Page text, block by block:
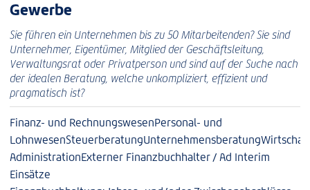
Gewerbe
Sie führen ein Unternehmen bis zu 50 Mitarbeitenden? Sie sind
Unternehmer, Eigentümer, Mitglied der Geschäftsleitung,
Verwaltungsrat oder Privatperson und sind auf der Suche nach
der idealen Beratung, welche unkompliziert, effizient und
pragmatisch ist?
Finanz- und RechnungswesenPersonal- und
LohnwesenSteuerberatungUnternehmensberatung
AdministrationExterner Finanzbuchhalter / Ad Interim
Einsätze